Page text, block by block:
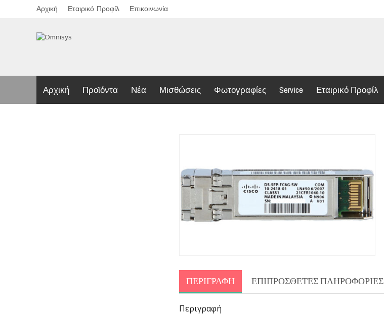
Αρχική Εταιρικό Προφίλ Επικοινωνία
Αρχική Προϊόντα Νέα Μισθώσεις Φωτογραφίες Service Εταιρικό Προφίλ
ΠΕΡΙΓΡΑΦΉ ΕΠΙΠΡΌΣΘΕΤΕΣ ΠΛΗΡΟΦΟΡΊΕΣ
Περιγραφή